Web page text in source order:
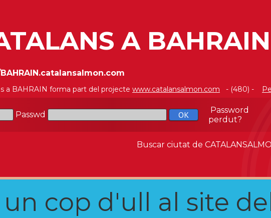
A BAHRAIN
a BAHRAIN forma part del projecte www.catalansalmon.com - (480) -
Passwd
Password
perdut?
Buscar ciutat de
cop d'ull al site